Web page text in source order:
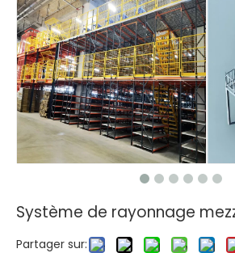
Système de rayonnage
Partager sur: